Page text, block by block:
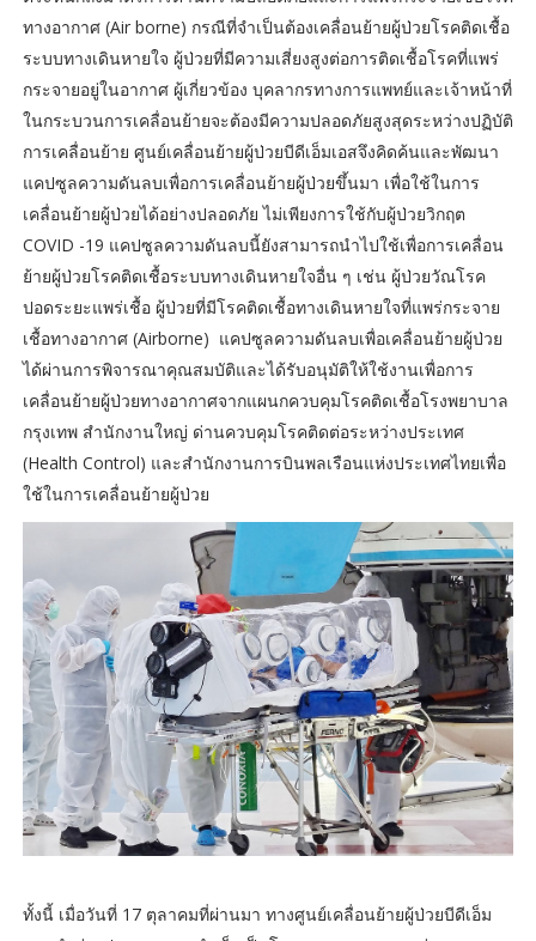
ทางอากาศ (Air borne) กรณีที่จำเป็นต้องเคลื่อนย้ายผู้ป่วยโรคติดเชื้อ
ระบบทางเดินหายใจ ผู้ป่วยที่มีความเสี่ยงสูงต่อการติดเชื้อโรคที่แพร่
กระจายอยู่ในอากาศ ผู้เกี่ยวข้อง บุคลากรทางการแพทย์และเจ้าหน้าที่
ในกระบวนการเคลื่อนย้ายจะต้องมีความปลอดภัยสูงสุดระหว่างปฏิบัติ
การเคลื่อนย้าย ศูนย์เคลื่อนย้ายผู้ป่วยบีดีเอ็มเอสจึงคิดค้นและพัฒนา
แคปซูลความดันลบเพื่อการเคลื่อนย้ายผู้ป่วยขึ้นมา เพื่อใช้ในการ
เคลื่อนย้ายผู้ป่วยได้อย่างปลอดภัย ไม่เพียงการใช้กับผู้ป่วยวิกฤต
COVID -19 แคปซูลความดันลบนี้ยังสามารถนำไปใช้เพื่อการเคลื่อน
ย้ายผู้ป่วยโรคติดเชื้อระบบทางเดินหายใจอื่น ๆ เช่น ผู้ป่วยวัณโรค
ปอดระยะแพร่เชื้อ ผู้ป่วยที่มีโรคติดเชื้อทางเดินหายใจที่แพร่กระจาย
เชื้อทางอากาศ (Airborne) แคปซูลความดันลบเพื่อเคลื่อนย้ายผู้ป่วย
ได้ผ่านการพิจารณาคุณสมบัติและได้รับอนุมัติให้ใช้งานเพื่อการ
เคลื่อนย้ายผู้ป่วยทางอากาศจากแผนกควบคุมโรคติดเชื้อโรงพยาบาล
กรุงเทพ สำนักงานใหญ่ ด่านควบคุมโรคติดต่อระหว่างประเทศ
(Health Control) และสำนักงานการบินพลเรือนแห่งประเทศไทยเพื่อ
ใช้ในการเคลื่อนย้ายผู้ป่วย
ทั้งนี้ เมื่อวันที่ 17 ตุลาคมที่ผ่านมา ทางศูนย์เคลื่อนย้ายผู้ป่วยบีดีเอ็ม